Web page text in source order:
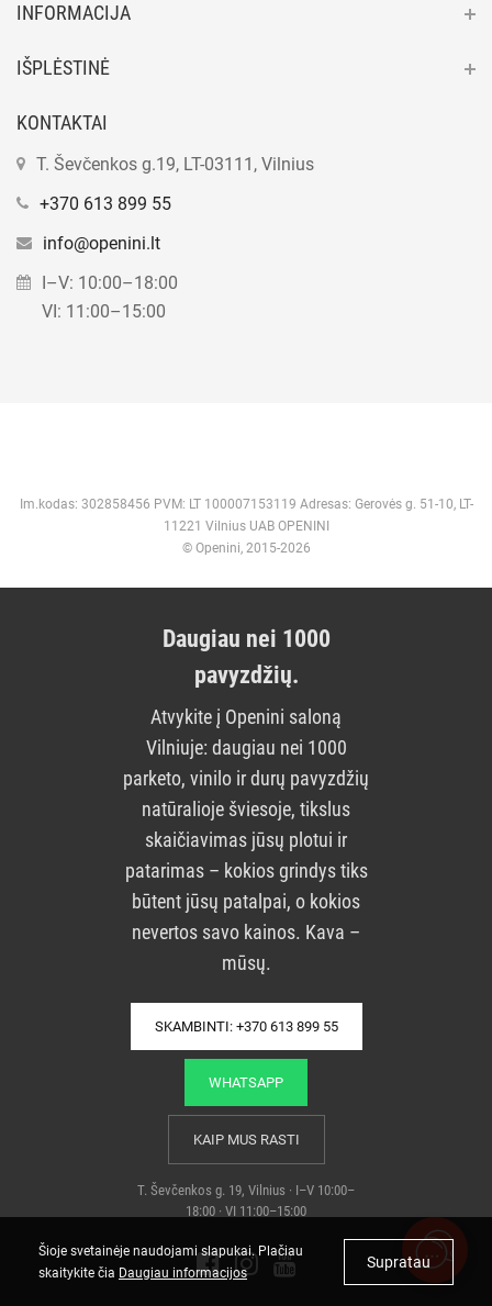
INFORMACIJA
IŠPLĖSTINĖ
KONTAKTAI
T. Ševčenkos g.19, LT-03111, Vilnius
+370 613 899 55
info@openini.lt
I–V: 10:00–18:00
VI: 11:00–15:00
Im.kodas: 302858456 PVM: LT 100007153119 Adresas: Gerovės g. 51-10, LT-
11221 Vilnius UAB OPENINI
© Openini, 2015-2026
Daugiau nei 1000
pavyzdžių.
Atvykite į Openini saloną
Vilniuje: daugiau nei 1000
parketo, vinilo ir durų pavyzdžių
natūralioje šviesoje, tikslus
skaičiavimas jūsų plotui ir
patarimas – kokios grindys tiks
būtent jūsų patalpai, o kokios
nevertos savo kainos. Kava –
mūsų.
SKAMBINTI: +370 613 899 55
WHATSAPP
KAIP MUS RASTI
T. Ševčenkos g. 19, Vilnius · I–V 10:00–
18:00 · VI 11:00–15:00
Šioje svetainėje naudojami slapukai. Plačiau
skaitykite čia Daugiau informacijos
Supratau